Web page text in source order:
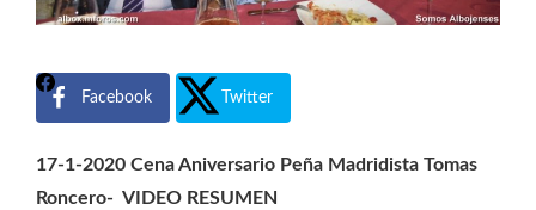
Facebook Twitter
17-1-2020 Cena Aniversario Peña Madridista Tomas
Roncero- VIDEO RESUMEN